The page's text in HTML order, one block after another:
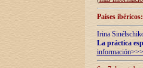
Países
Irina
La práctica
información>>>